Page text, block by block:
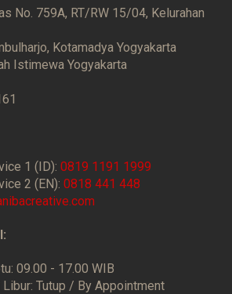
No. 759A, RT/RW 15/04, Kelurahan
Kotamadya Yogyakarta
Istimewa Yogyakarta
1 (ID):0819 1191 1999
2 (EN):0818 441 448
09.00 - 17.00 WIB
Libur: Tutup / By Appointment